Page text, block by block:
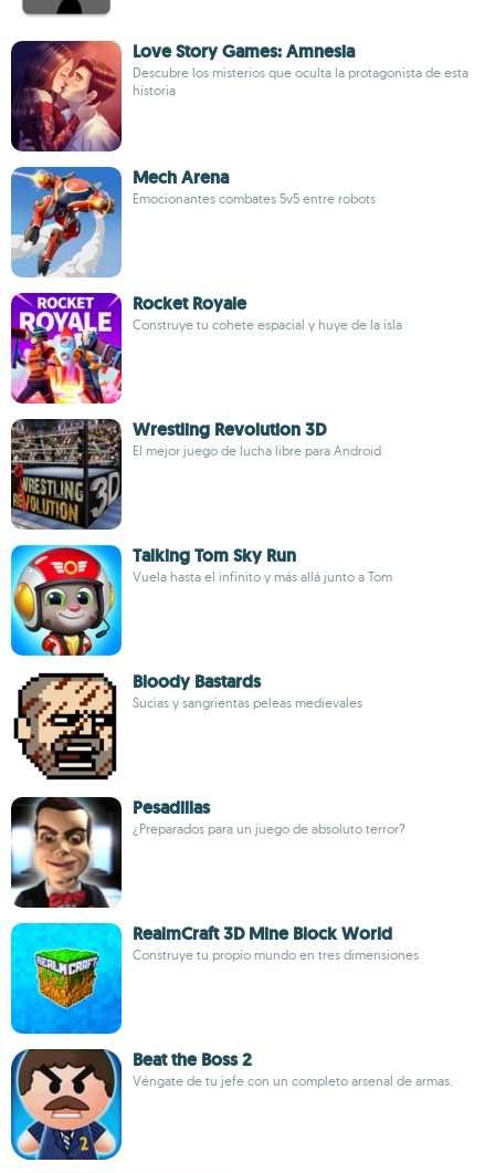
Love Story Games: Amnesia
Descubre los misterios que oculta la protagonista de esta
historia
Mech Arena
Emocionantes combates 5v5 entre robots
Rocket Royale
Construye tu cohete espacial y huye de la isla
Wrestling Revolution 3D
El mejor juego de lucha libre para Android
Talking Tom Sky Run
Vuela hasta el infinito y más allá junto a Tom
Bloody Bastards
Sucias y sangrientas peleas medievales
Pesadillas
¿Preparados para un juego de absoluto terror?
RealmCraft 3D Mine Block World
Construye tu propio mundo en tres dimensiones
Beat the Boss 2
Véngate de tu jefe con un completo arsenal de armas.